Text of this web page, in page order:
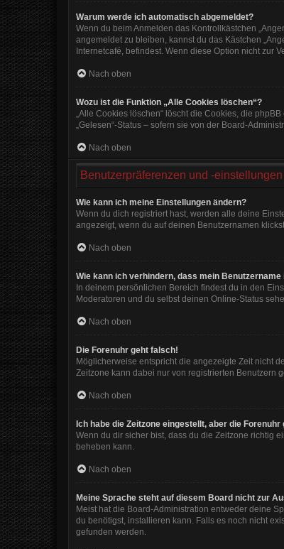
Warum werde ich automatisch abgemeldet?
Wenn du beim Anmelden das Kontrollkästchen
angemeldet zu bleiben, kannst du das Kästchen
Internetcafé, befindest. Wenn diese Option nicht zur
Nach oben
Wozu ist die Funktion „Alle Cookies löschen“?
„Alle Cookies löschen“ löscht die Cookies, die
„Gelesen“-Status – sofern sie von der Board-
Nach oben
Benutzerpräferenzen und -einstellungen
Wie kann ich meine Einstellungen ändern?
Wenn du dich registriert hast, werden alle deine
angezeigt, wenn du auf deinen Benutzernamen
Nach oben
Wie kann ich verhindern, dass mein
In deinem persönlichen Bereich findest du in den
Moderatoren und du selbst deinen Online-Status
Nach oben
Die Forenuhr geht falsch!
Möglicherweise entspricht die angezeigte Zeit nicht
Zeitzone kann dabei nur von registrierten Benutzern
Nach oben
Ich habe die Zeitzone eingestellt, aber die
Wenn du dir sicher bist, dass du die Zeitzone richtig
beheben kann.
Nach oben
Meine Sprache steht auf diesem Board nicht zur
Meist hat die Board-Administration entweder deine
du benötigst, installieren kann. Falls es noch nicht
gefunden werden.